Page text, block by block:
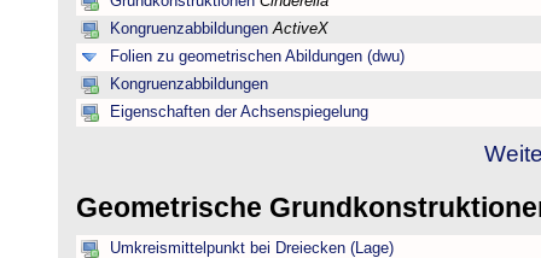
Kongruenzabbildungen ActiveX
Folien zu geometrischen Abildungen (dwu)
Kongruenzabbildungen
Eigenschaften der Achsenspiegelung
Geometrische
Umkreismittelpunkt bei Dreiecken (Lage)